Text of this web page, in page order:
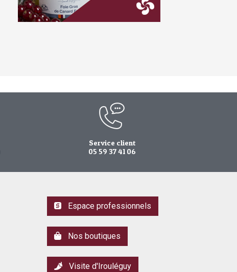
Service client
05 59 37 41 06
Espace professionnels
Nos boutiques
Visite d'Irouléguy